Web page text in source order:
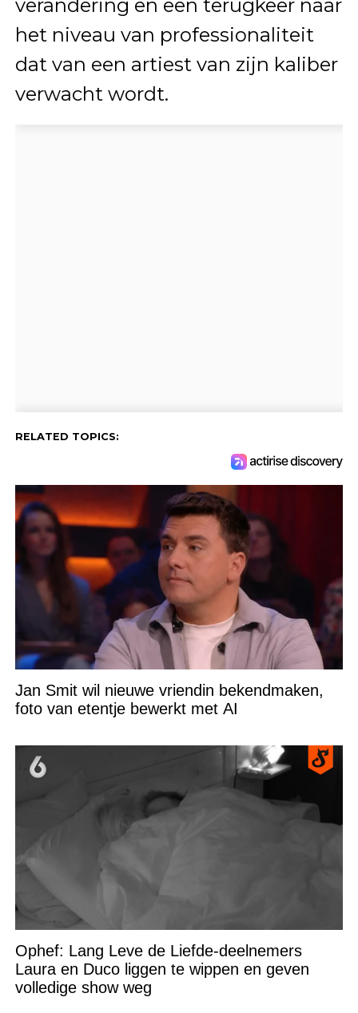
verandering en een terugkeer naar
het niveau van professionaliteit
dat van een artiest van zijn kaliber
verwacht wordt.
RELATED TOPICS:
Jan Smit wil nieuwe vriendin bekendmaken,
foto van etentje bewerkt met AI
Ophef: Lang Leve de Liefde-deelnemers
Laura en Duco liggen te wippen en geven
volledige show weg